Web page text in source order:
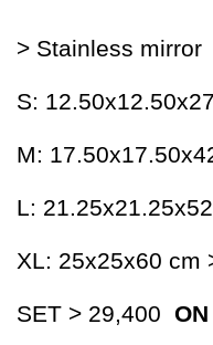
> Stainless mirror
S:
M:
L:
XL: 25x25x60 cm
SET > 29,400